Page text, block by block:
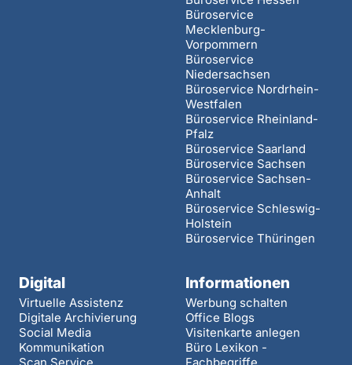
Büroservice
Mecklenburg-
Vorpommern
Büroservice
Niedersachsen
Büroservice Nordrhein-
Westfalen
Büroservice Rheinland-
Pfalz
Büroservice Saarland
Büroservice Sachsen
Büroservice Sachsen-
Anhalt
Büroservice Schleswig-
Holstein
Büroservice Thüringen
Digital
Virtuelle Assistenz
Digitale Archivierung
Social Media
Kommunikation
Informationen
Werbung schalten
Office Blogs
Visitenkarte anlegen
Büro Lexikon -